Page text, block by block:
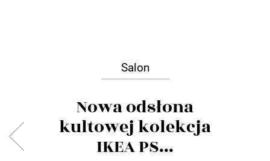
Salon
Nowa odsłona
kultowej kolekcja
IKEA PS...